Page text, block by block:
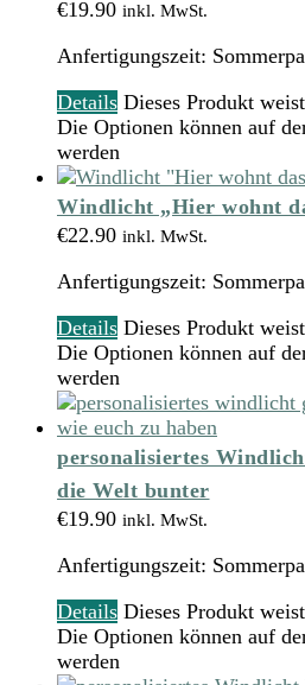
€19.90 inkl. MwSt.
Anfertigungszeit:
Details Dieses Produkt
Die Optionen können auf
werden
Windlicht „Hier wohnt
€22.90 inkl. MwSt.
Anfertigungszeit:
Details Dieses Produkt
Die Optionen können auf
werden
personalisiertes
die Welt bunter
€19.90 inkl. MwSt.
Anfertigungszeit:
Details Dieses Produkt
Die Optionen können auf
werden